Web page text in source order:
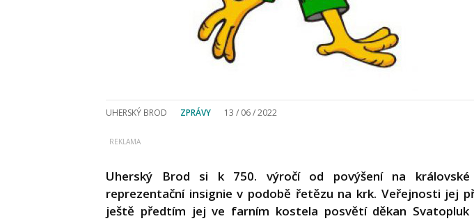
UHERSKÝ BROD ZPRÁVY 13 / 06 / 2022
Uherský Brod si k 750. výročí od povýšení na
reprezentační insignie v podobě řetězu na krk. Veřejnosti jej
ještě předtím jej ve farním kostela posvětí děkan Svatopluk